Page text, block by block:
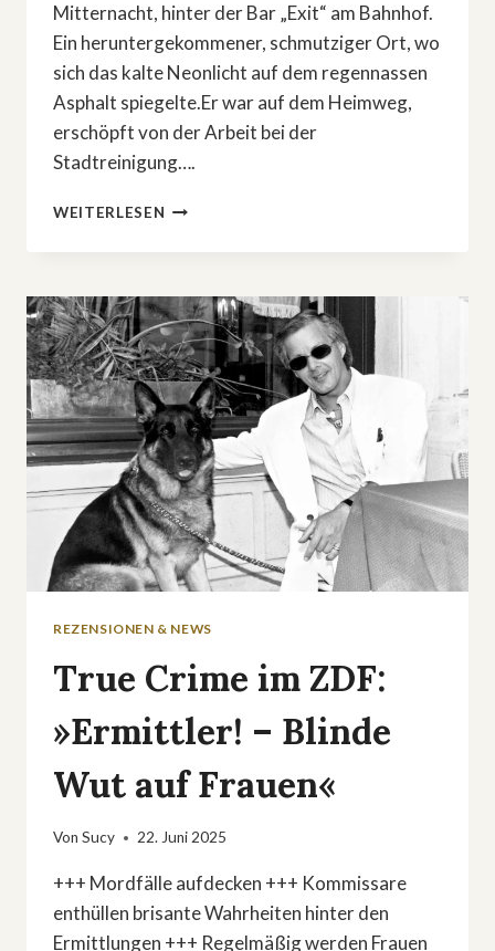
Mitternacht, hinter der Bar „Exit“ am Bahnhof.
Ein heruntergekommener, schmutziger Ort, wo
sich das kalte Neonlicht auf dem regennassen
Asphalt spiegelte.Er war auf dem Heimweg,
erschöpft von der Arbeit bei der
Stadtreinigung….
WEITERLESEN DAS
DAS
NIE
WOLLTE
REZENSIONEN & NEWS
True Crime im ZDF:
»Ermittler! – Blinde
Wut auf Frauen«
Von Sucy 22. Juni 2025
+++ Mordfälle aufdecken +++ Kommissare
enthüllen brisante Wahrheiten hinter den
Ermittlungen +++ Regelmäßig werden Frauen